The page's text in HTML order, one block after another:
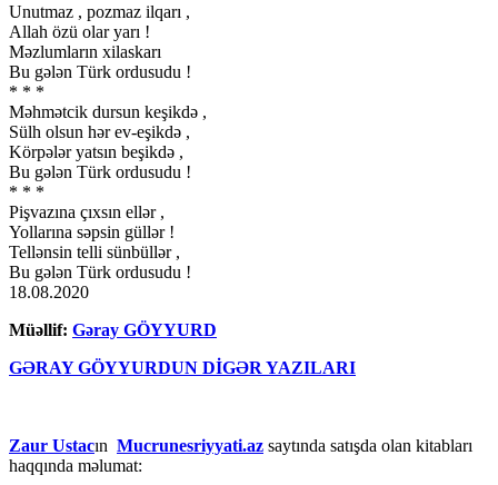
Unutmaz , pozmaz ilqarı ,
Allah özü olar yarı !
Məzlumların xilaskarı
Bu gələn Türk ordusudu !
* * *
Məhmətcik dursun keşikdə ,
Sülh olsun hər ev-eşikdə ,
Körpələr yatsın beşikdə ,
Bu gələn Türk ordusudu !
* * *
Pişvazına çıxsın ellər ,
Yollarına səpsin güllər !
Tellənsin telli sünbüllər ,
Bu gələn Türk ordusudu !
18.08.2020
Müəllif: Gəray GÖYYURD
GƏRAY GÖYYURDUN DİGƏR YAZILARI
Zaur Ustacın Mucrunesriyyati.az saytında satışda olan kitabları
haqqında məlumat: